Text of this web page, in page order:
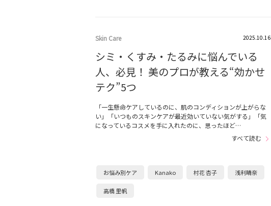
Skin Care 2025.10.16
シミ・くすみ・たるみに悩んでいる
人、必見！ 美のプロが教える“効かせ
テク”5つ
「一生懸命ケアしているのに、肌のコンディションが上がらな
い」「いつものスキンケアが最近効いていない気がする」「気
になっているコスメを手に入れたのに、思ったほど…
すべて読む
お悩み別ケア Kanako 村花 杏子 浅利晴奈
高橋 里帆